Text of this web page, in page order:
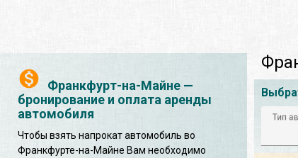
Франкфурт-на-Майне —
бронирование и оплата аренды
автомобиля
Чтобы взять напрокат автомобиль во
Франкфурте-на-Майне Вам необходимо
Тип